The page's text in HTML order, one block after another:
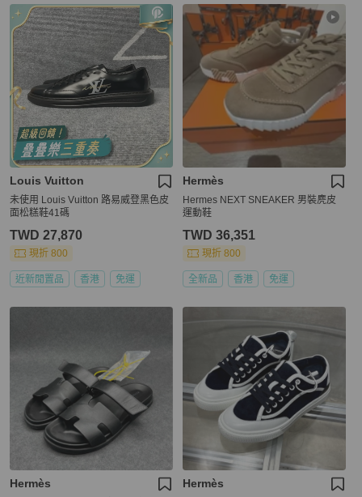
Louis Vuitton
未使用 Louis Vuitton 路易威登黑色皮
面松糕鞋41碼
TWD 27,870
現折 800
近新閒置品 香港 免運
Hermès
Hermes NEXT SNEAKER 男裝麂皮
運動鞋
TWD 36,351
現折 800
全新品 香港 免運
Hermès Hermès